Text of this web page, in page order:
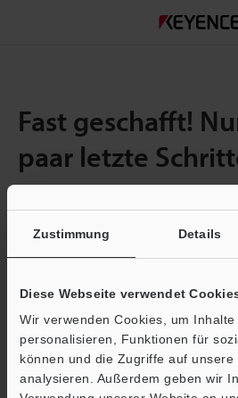
Zustimmung Details
Diese Webseite verwendet
Wir verwenden Cookies, um Inhalte
personalisieren, Funktionen für
können und die Zugriffe auf unsere
analysieren. Außerdem geben wir
Fast geschafft!
paar letzte
E-Mail-Adresse (erforderlich)